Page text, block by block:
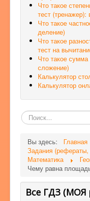
Что такое
тест (тренажер):
Что такое
деление)
Что такое
тест на
Что такое
сложение)
Калькулятор
Калькулятор
Поиск
по
Вы здесь:
Главная
Задания
Математика
Чему равна
Все ГДЗ (МОЯ